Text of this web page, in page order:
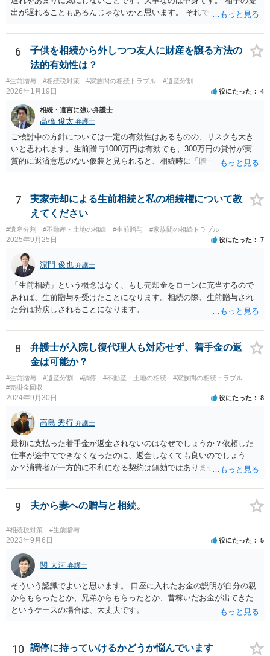
出が遅れることもあるんじゃないかと思います。 それでもあなた有利
6
子供を相続から外しつつ友人に財産を譲る方法の
法的有効性は？
#生前贈与 #相続税対策 #家族間の相続トラブル #遺産分割
2026年1月19日 役にたった 4
相続・遺言に強い弁護士
髙橋 俊太 弁護士
ご検討中の方針については一定の有効性はあるものの、リスクも大き
いと思われます。生前贈与1000万円は有効でも、300万円の貸付が実
質的に返済意思のない仮装と見られると、相続時に「贈与」と評価さ
法として考えられるものとしては、 ①信託（家族信託・目的信託） 財
産を信託口に移し、受託者（信頼できる友人や専門職）に管理させ、
・生存中はあなたの生活費・介護費に優先充当 ・残余を友人や慈善団
体へ と使途を厳格に指定。相続ではなく信託帰属になるため、子の関
与を大きく排除できます。 ②遺言＋生命保険の組合せ 生活資金は手元
に残し、余剰資金で受取人を友人・団体にした保険を活用。保険金は
相続財産とは別枠で、遺留分対策にも有効と思われます。 ③負担付死
因贈与 「介護・見守り等を条件に、死亡時に財産を渡す」契約。条件
不履行なら無効にでき、老後の安心を担保できます。 ④ 寄附予約＋解
除条件 慈善団体への寄附を予約しつつ、資金不足時は解除できる条項
を設定。 などがあり得るかと思われます。
7
実家売却による生前相続と私の相続権について教
えてください
#遺産分割 #不動産・土地の相続 #生前贈与 #家族間の相続トラブル
2025年9月25日 役にたった 7
濵門 俊也 弁護士
「生前相続」という概念はなく、もし売却金をローンに充当するので
あれば、生前贈与を受けたことになります。相続の際、生前贈与され
た分は持戻しされることになります。
8
弁護士が入院し復代理人も対応せず、着手金の返
金は可能か？
#生前贈与 #遺産分割 #調停 #不動産・土地の相続
#家族間の相続トラブル
#売掛金回収
2024年9月30日 役にたった 8
高島 秀行 弁護士
最初に支払った着手金が返金されないのはなぜでしょうか？依頼した
仕事が途中でできなくなったのに、返金しなくても良いのでしょう
か？消費者が一方的に不利になる契約は無効ではありませんか？
務があると思います。 倒れた弁護士が所属する弁護士会に相談さ
れた方がよいと思います。 倒れた弁護士は脳梗塞で倒れたようで
すが、 判断能力があり、復代理を倒れた弁護士の判断で復代理を
選任したのか 即ち、復代理人の選任は有効なのかという問題もあ
ると思います。
9 夫から妻への贈与と相続。
#相続税対策 #生前贈与
2023年9月6日 役にたった 5
関 大河 弁護士
そういう認識でよいと思います。 口座に入れたお金の説明が自分の親
からもらったとか、兄弟からもらったとか、昔稼いだお金が出てきた
というケースの場合は、大丈夫です。
10 調停に持っていけるかどうか悩んでいます